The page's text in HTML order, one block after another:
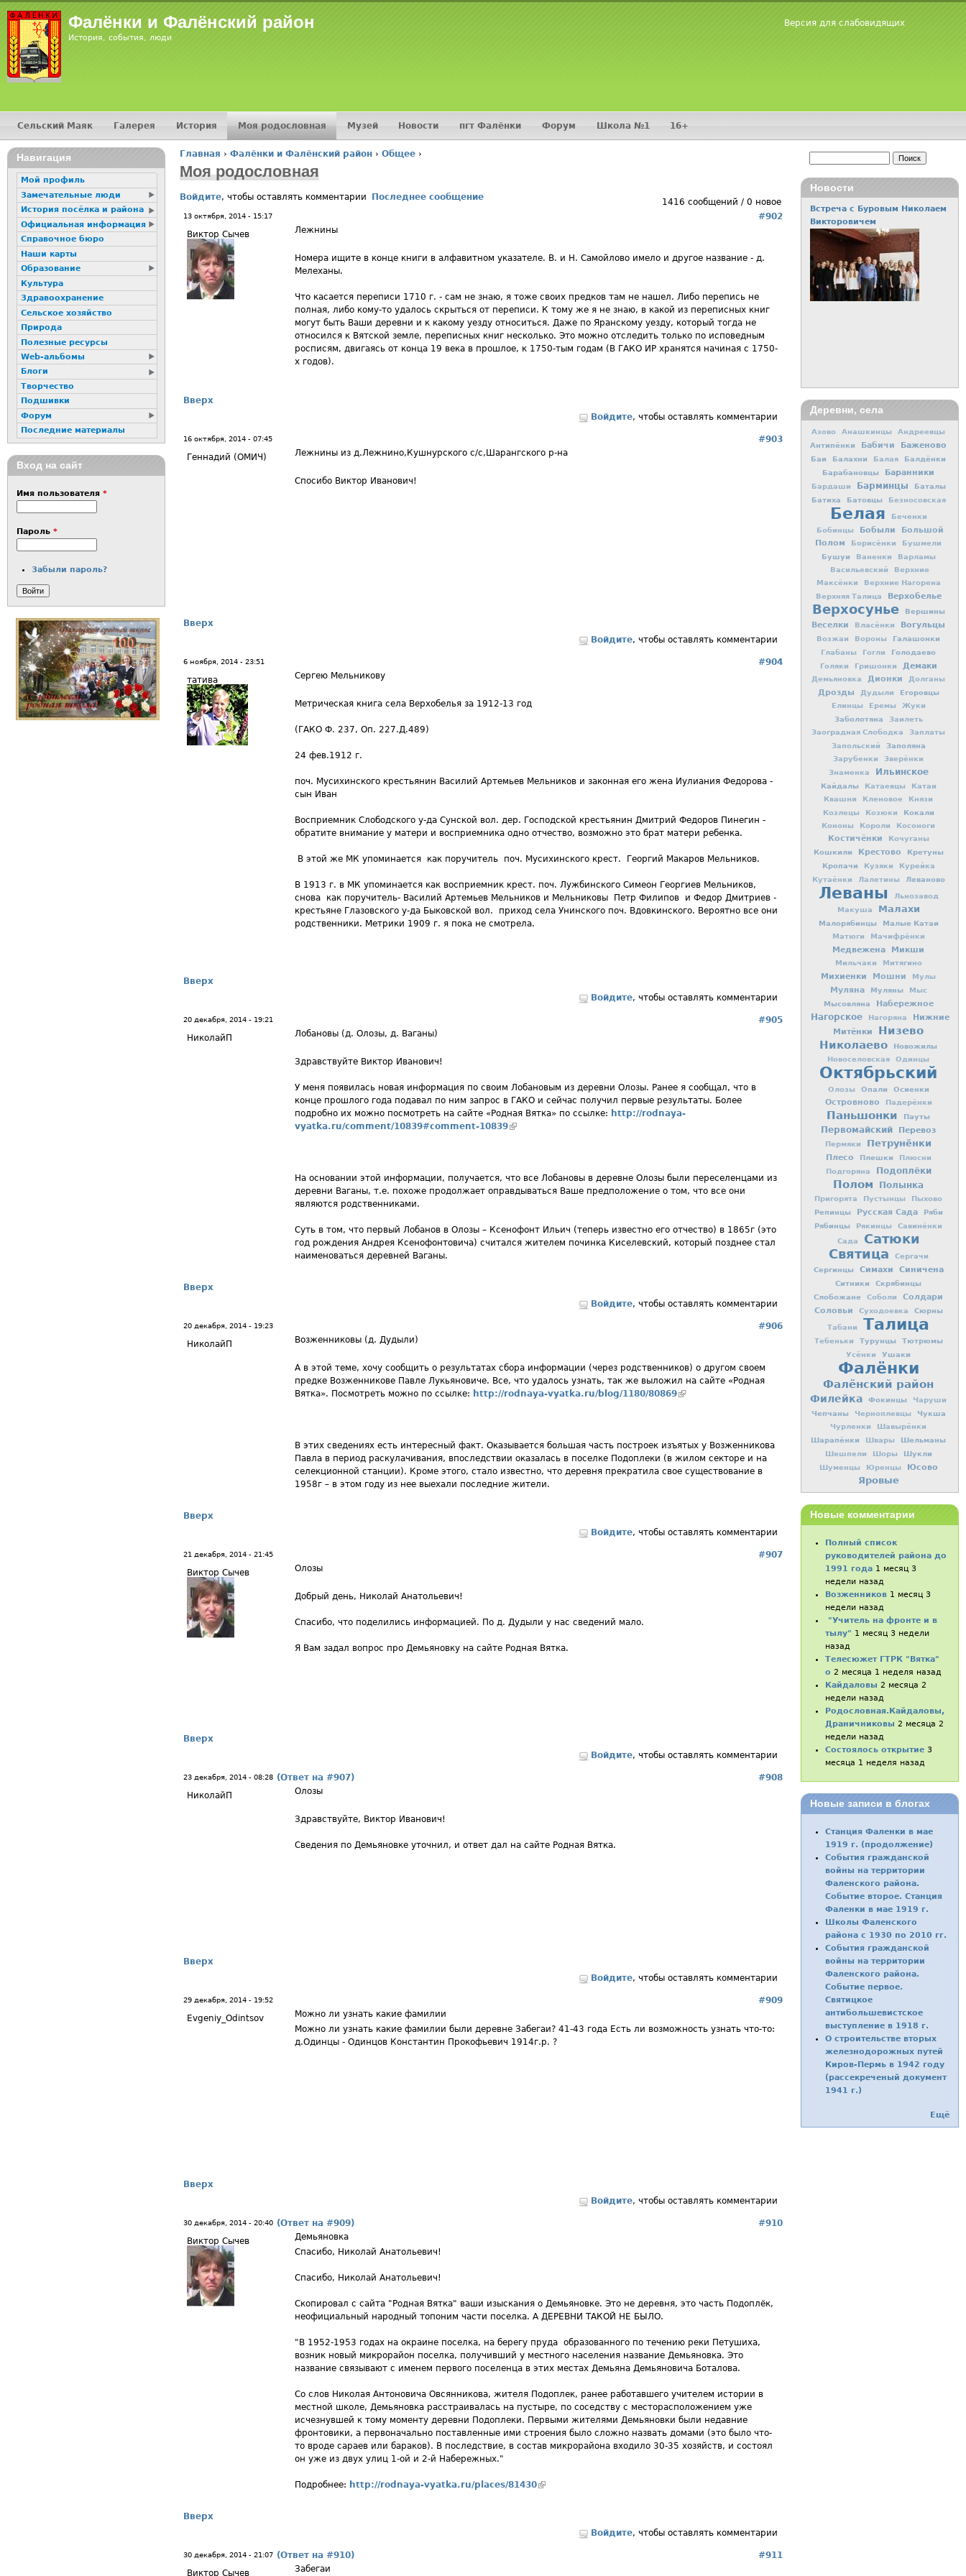
Фалёнки и Фалёнский район
История, события, люди
Версия для слабовидящих
Вы здесь
Главная › Фалёнки и Фалёнский район › Общее ›
Моя родословная
1416 сообщений / 0 новое
Войдите, чтобы оставлять комментарии Последнее сообщение
13 октября, 2014 - 15:17
#902
Виктор Сычев
Лежнины
Номера ищите в конце книги в алфавитном указателе. В. и Н. Самойлово имело и другое название - д.
Мелеханы.
Что касается переписи 1710 г. - сам не знаю, я тоже своих предков там не нашел. Либо перепись не
полная, либо кому-то удалось скрыться от переписи. К тому же я не знаю, в какой из переписных книг
могут быть Ваши деревни и к какому уезду относиться. Даже по Яранскому уезду, который тогда не
относился к Вятской земле, переписных книг несколько. Это можно отследить только по исповедным
росписям, двигаясь от конца 19 века в прошлое, к 1750-тым годам (В ГАКО ИР хранятся начиная с 1750-
х годов).
Вверх
Войдите, чтобы оставлять комментарии
16 октября, 2014 - 07:45
#903
Геннадий (ОМИЧ)
Лежнины из д.Лежнино,Кушнурского с/с,Шарангского р-на
Спосибо Виктор Иванович!
Вверх
Войдите, чтобы оставлять комментарии
6 ноября, 2014 - 23:51
#904
татива
Сергею Мельникову
Метрическая книга села Верхобелья за 1912-13 год
(ГАКО Ф. 237, Оп. 227.Д.489)
24 фев.1912 г.
поч. Мусихинского крестьянин Василий Артемьев Мельников и законная его жена Иулиания Федорова -
сын Иван
​Восприемник Слободского у-да Сунской вол. дер. Господской крестьянин Дмитрий Федоров Пинегин -
обратите внимание у матери и восприемника одно отчество, возможно это брат матери ребенка.
В этой же МК упоминается как поручитель поч. Мусихинского крест. Георгий Макаров Мельников.
В 1913 г. в МК упоминается как восприемник крест. поч. Лужбинского Симеон Георгиев Мельников,
снова как поручитель- Василий Артемьев Мельников и Мельниковы Петр Филипов и Федор Дмитриев -
крестьяне Глазовского у-да Быковской вол. приход села Унинского поч. Вдовкинского. Вероятно все они
родственники. Метрики 1909 г. я пока не смотрела.
Вверх
Войдите, чтобы оставлять комментарии
20 декабря, 2014 - 19:21
#905
НиколайП
Лобановы (д. Олозы, д. Ваганы)
Здравствуйте Виктор Иванович!
У меня появилась новая информация по своим Лобановым из деревни Олозы. Ранее я сообщал, что в
конце прошлого года подавал по ним запрос в ГАКО и сейчас получил первые результаты. Более
подробно их можно посмотреть на сайте «Родная Вятка» по ссылке: http://rodnaya-
vyatka.ru/comment/10839#comment-10839(внешняя ссылка)
На основании этой информации, получается, что все Лобановы в деревне Олозы были переселенцами из
деревни Ваганы, т.е. похоже продолжает оправдываться Ваше предположение о том, что все они
являются родственниками.
Суть в том, что первый Лобанов в Олозы – Ксенофонт Ильич (теперь известно его отчество) в 1865г (это
год рождения Андрея Ксенофонтовича) считался жителем починка Киселевский, который позднее стал
наименоваться деревней Ваганы.
Вверх
Войдите, чтобы оставлять комментарии
20 декабря, 2014 - 19:23
#906
НиколайП
Возженниковы (д. Дудыли)
А в этой теме, хочу сообщить о результатах сбора информации (через родственников) о другом своем
предке Возженникове Павле Лукьяновиче. Все, что удалось узнать, так же выложил на сайте «Родная
Вятка». Посмотреть можно по ссылке: http://rodnaya-vyatka.ru/blog/1180/80869(внешняя ссылка)
В этих сведениях есть интересный факт. Оказывается большая часть построек изъятых у Возженникова
Павла в период раскулачивания, впоследствии оказалась в поселке Подоплеки (в жилом секторе и на
селекционной станции). Кроме этого, стало известно, что деревня прекратила свое существование в
1958г – в этом году из нее выехали последние жители.
Вверх
Войдите, чтобы оставлять комментарии
21 декабря, 2014 - 21:45
#907
Виктор Сычев
Олозы
Добрый день, Николай Анатольевич!
Спасибо, что поделились информацией. По д. Дудыли у нас сведений мало.
Я Вам задал вопрос про Демьяновку на сайте Родная Вятка.
Вверх
Войдите, чтобы оставлять комментарии
23 декабря, 2014 - 08:28 (Ответ на #907)
#908
НиколайП
Олозы
Здравствуйте, Виктор Иванович!
Сведения по Демьяновке уточнил, и ответ дал на сайте Родная Вятка.
Вверх
Войдите, чтобы оставлять комментарии
29 декабря, 2014 - 19:52
#909
Evgeniy_Odintsov
Можно ли узнать какие фамилии
Можно ли узнать какие фамилии были деревне Забегаи? 41-43 года Есть ли возможность узнать что-то:
д.Одинцы - Одинцов Константин Прокофьевич 1914г.р. ?
Вверх
Войдите, чтобы оставлять комментарии
30 декабря, 2014 - 20:40 (Ответ на #909)
#910
Виктор Сычев
Демьяновка
Спасибо, Николай Анатольевич!
Спасибо, Николай Анатольевич!
Скопировал с сайта "Родная Вятка" ваши изыскания о Демьяновке. Это не деревня, это часть Подоплёк,
неофициальный народный топоним части поселка. А ДЕРЕВНИ ТАКОЙ НЕ БЫЛО.
"В 1952-1953 годах на окраине поселка, на берегу пруда образованного по течению реки Петушиха,
возник новый микрорайон поселка, получивший у местного населения название Демьяновка. Это
название связывают с именем первого поселенца в этих местах Демьяна Демьяновича Боталова.
Со слов Николая Антоновича Овсянникова, жителя Подоплек, ранее работавшего учителем истории в
местной школе, Демьяновка расстраивалась на пустыре, по соседству с месторасположением уже
исчезнувшей к тому моменту деревни Подоплеки. Первыми жителями Демьяновки были недавние
фронтовики, а первоначально поставленные ими строения было сложно назвать домами (это было что-
то вроде сараев или бараков). В последствие, в состав микрорайона входило 30-35 хозяйств, и состоял
он уже из двух улиц 1-ой и 2-й Набережных."
Подробнее: http://rodnaya-vyatka.ru/places/81430(внешняя ссылка)
Вверх
Войдите, чтобы оставлять комментарии
30 декабря, 2014 - 21:07 (Ответ на #910)
#911
Виктор Сычев
Забегаи
Главное меню
Сельский Маяк Галерея История Моя родословная Музей Новости пгт Фалёнки Форум Школа №1 16+
Навигация
Мой профиль
Замечательные люди
История посёлка и района
Официальная информация
Справочное бюро
Наши карты
Образование
Культура
Здравоохранение
Сельское хозяйство
Природа
Полезные ресурсы
Web-альбомы
Блоги
Творчество
Подшивки
Форум
Последние материалы
Вход на сайт
Имя пользователя *
Пароль *
Забыли пароль?
Новости
Встреча с Буровым Николаем
Викторовичем
Межрегиональная научно-
практическая конференция
«Учитель на фронте и в
тылу», посвященная 85-
летию со дня начала Великой
Отечественной войны».
Деревни, села
Азово Анашкинцы Андреевцы
Антипёнки Бабичи Баженово
Баи Балахни Балая
Балдёнки
Барабановцы
Баранники
Бардаши Барминцы
Баталы
Батиха
Батовцы Безносовская
Белая
Беченки
Бобинцы
Бобыли
Большой
Полом
Борисёнки Бушмели
Бушуи Ваненки
Варламы
Васильевский
Верхние
Максёнки
Верхние Нагорена
Верхняя Талица
Верхобелье
Верхосунье Вершины
Веселки Власёнки Вогульцы
Возжаи Вороны Галашонки
Глабаны Гогли Голодаево
Голяки Гришонки Демаки
Демьяновка Дионки Долганы
Дрозды Дудыли Егоровцы
Елинцы Еремы Жуки
Заболотяна
Заилеть
Заоградная Слободка
Заплаты
Запольский
Заполяна
Зарубенки
Зверёнки
Знаменка
Ильинское
Кайдалы Катаевцы
Катаи
Квашни
Кленовое
Князи
Козлецы
Козюки Кокали
Кононы Короли Косоноги
Костичёнки Кочуганы
Кошкили Крестово
Кретуны
Кропачи
Кузяки
Курейка
Кутаёнки
Лалетины Леваново
Леваны
Льнозавод
Макуша
Малахи
Малорябинцы Малые Катаи
Матюги Мачифрёнки
Медвежена Микши
Мильчаки Митягино
Михиенки Мошни Мулы
Муляна Муляны Мыс
Мысовляна Набережное
Нагорское Нагоряна
Нижние
Митёнки
Низево
Николаево
Новожилы
Новоселовская Одинцы
Октябрьский
Олозы Опали Осиенки
Островново Падерёнки
Паньшонки Пауты
Первомайский Перевоз
Пермяки Петрунёнки
Плесо Плешки
Плюсни
Подгоряна
Подоплёки
Полом Полынка
Пригорята Пустынцы Пыхово
Репинцы Русская Сада
Ряби
Рябинцы
Рякинцы
Савинёнки
Сада
Сатюки
Святица
Сергачи
Сергинцы Симахи Синичена
Ситники
Скрябинцы
Слобожане
Соболи
Солдари
Соловьи
Суходоевка Сюрны
Табани Талица
Тебеньки Турунцы Тютрюмы
Усёнки Ушаки
Фалёнки
Фалёнский район
Филейка Фокинцы Чаруши
Чепчаны Черноплевцы Чукша
Чурленки Шавырёнки
Шарапёнки Швары Шельманы
Шешпели Шоры Шукли
Шуменцы Юренцы Юсово
Яровые
Новые комментарии
Полный список
руководителей района до
1991 года 1 месяц 3
недели назад
Возженников 1 месяц 3
недели назад
"Учитель на фронте и в
тылу" 1 месяц 3 недели
назад
Телесюжет ГТРК "Вятка"
о 2 месяца 1 неделя назад
Кайдаловы 2 месяца 2
недели назад
Родословная.Кайдаловы,
Драничниковы 2 месяца 2
недели назад
Состоялось открытие 3
месяца 1 неделя назад
Новые записи в блогах
Станция Фаленки в мае
1919 г. (продолжение)
События гражданской
войны на территории
Фаленского района.
Событие второе. Станция
Фаленки в мае 1919 г.
Школы Фаленского
района с 1930 по 2010 гг.
События гражданской
войны на территории
Фаленского района.
Событие первое.
Святицкое
антибольшевистское
выступление в 1918 г.
О строительстве вторых
железнодорожных путей
Киров-Пермь в 1942 году
(рассекреченый документ
1941 г.)
Ещё